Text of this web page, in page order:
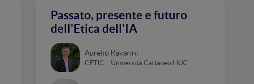
Passato, presente e futuro
dell'Etica dell'IA
Aurelio Ravarini
CETIC – Università Cattaneo LIUC